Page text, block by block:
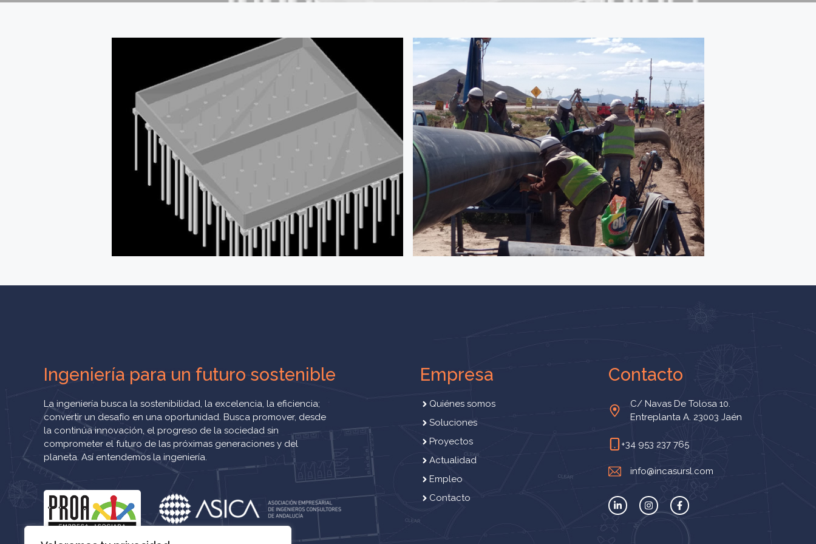
Ingeniería para un futuro sostenible
La ingeniería busca la sostenibilidad, la excelencia, la eficiencia;
convertir un desafío en una oportunidad. Busca promover, desde
la continúa innovación, el progreso de la sociedad sin
comprometer el futuro de las próximas generaciones y del
planeta. Así entendemos la ingeniería.
Empresa
Quiénes somos
Soluciones
Proyectos
Actualidad
Empleo
Contacto
Contacto
C/ Navas De Tolosa 10.
Entreplanta A. 23003 Jaén
+34 953 237 765
info@incasursl.com